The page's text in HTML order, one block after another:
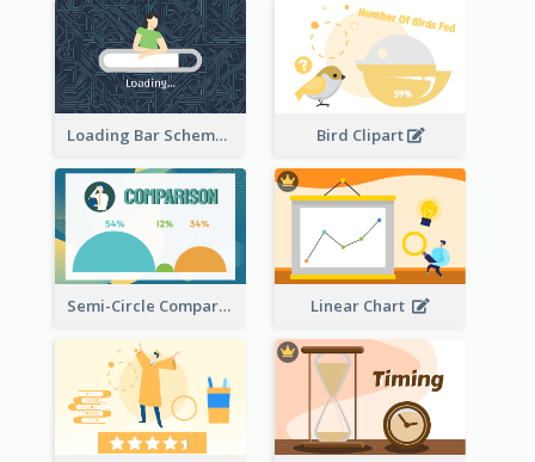
Loading Bar Schematic Diagram Bird Clipart
Semi-Circle Comparison Linear Chart